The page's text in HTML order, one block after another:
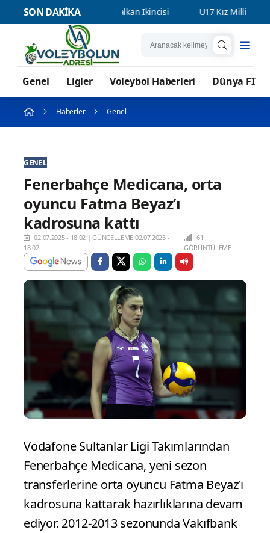
SON DAKİKA
Takımımız Balkan İkincisi U17 Kız Milli Takımımız
Genel Ligler Voleybol Haberleri Dünya
Haberler Genel
GENEL
Fenerbahçe Medicana, orta
oyuncu Fatma Beyaz’ı
kadrosuna kattı
02.07.2025 - 18:02 |GÜNCELLEME:02.07.2025 -
18:02
61
GÖRÜNTÜLEME
Vodafone Sultanlar Ligi Takımlarından
Fenerbahçe Medicana, yeni sezon
transferlerine orta oyuncu Fatma Beyaz’ı
kadrosuna kattarak hazırlıklarına devam
ediyor. 2012-2013 sezonunda Vakıfbank